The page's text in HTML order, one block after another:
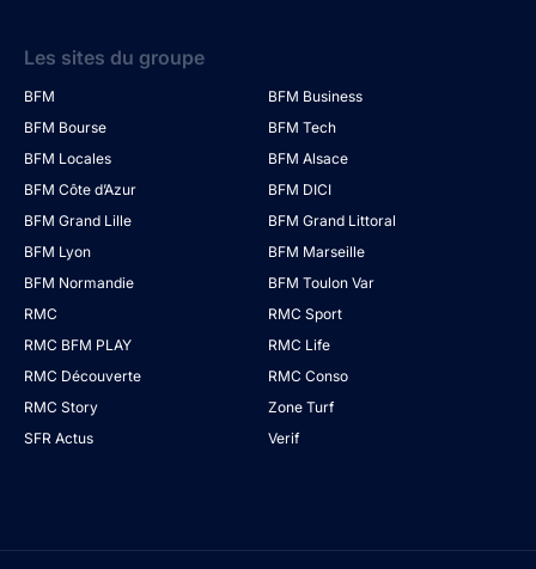
Les sites du groupe
BFM
BFM Business
BFM Bourse
BFM Tech
BFM Locales
BFM Alsace
BFM Côte d’Azur
BFM DICI
BFM Grand Lille
BFM Grand Littoral
BFM Lyon
BFM Marseille
BFM Normandie
BFM Toulon Var
RMC
RMC Sport
RMC BFM PLAY
RMC Life
RMC Découverte
RMC Conso
RMC Story
Zone Turf
SFR Actus
Verif